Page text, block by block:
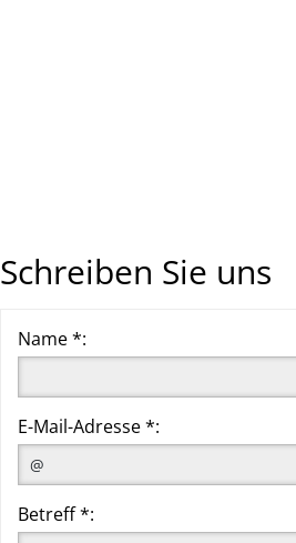
Schreiben Sie uns
Name *:
E-Mail-Adresse *:
Betreff *: